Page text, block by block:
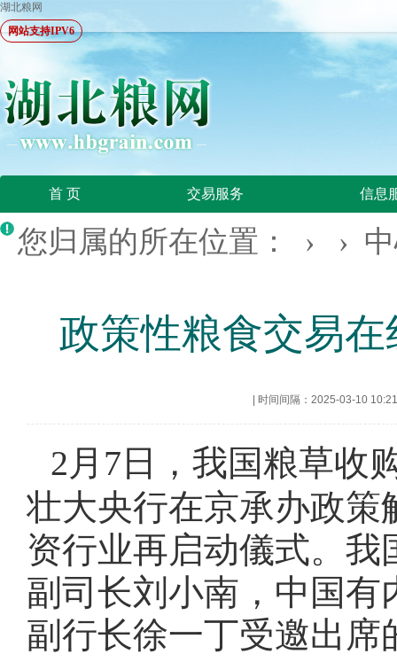
湖北粮网
网站支持IPV6
首 页 交易服务 信息
您归属的所在位置： › ›
政策性粮食交易
时间间隔：2025-03-10 10:21
2月7日，我国粮草收
壮大央行在京承办政策
资行业再启动儀式。
副司长刘小南，中国
副行长徐一丁受邀出席